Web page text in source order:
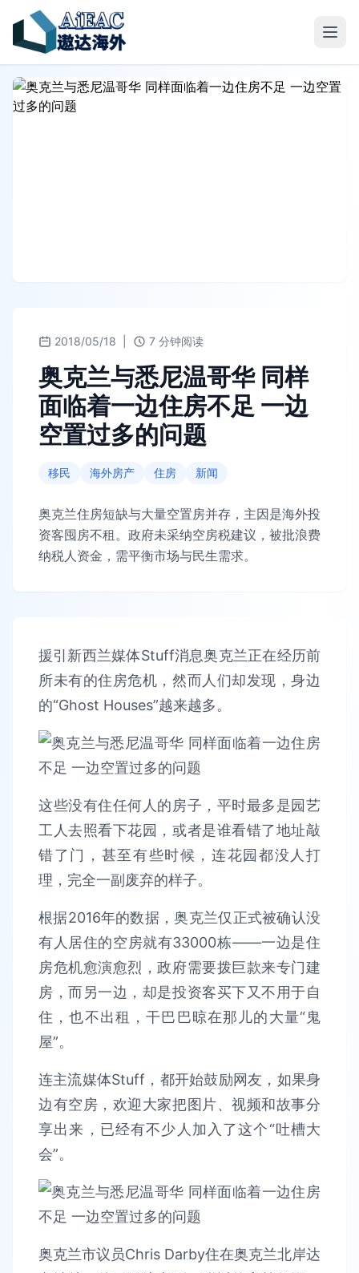
2018/05/18 7 分钟阅读
奥克兰与悉尼温哥华 同样
面临着一边住房不足 一边
空置过多的问题
移民 海外房产 住房 新闻
奥克兰住房短缺与大量空置房并存，主因是海外投
资客囤房不租。政府未采纳空房税建议，被批浪费
纳税人资金，需平衡市场与民生需求。
援引新西兰媒体Stuff消息奥克兰正在经历前
所未有的住房危机，然而人们却发现，身边
的“Ghost Houses”越来越多。
这些没有住任何人的房子，平时最多是园艺
工人去照看下花园，或者是谁看错了地址敲
错了门，甚至有些时候，连花园都没人打
理，完全一副废弃的样子。
根据2016年的数据，奥克兰仅正式被确认没
有人居住的空房就有33000栋——一边是住
房危机愈演愈烈，政府需要拨巨款来专门建
房，而另一边，却是投资客买下又不用于自
住，也不出租，干巴巴晾在那儿的大量“鬼
屋”。
连主流媒体Stuff，都开始鼓励网友，如果身
边有空房，欢迎大家把图片、视频和故事分
享出来，已经有不少人加入了这个“吐槽大
会”。
奥克兰市议员Chris Darby住在奥克兰北岸达